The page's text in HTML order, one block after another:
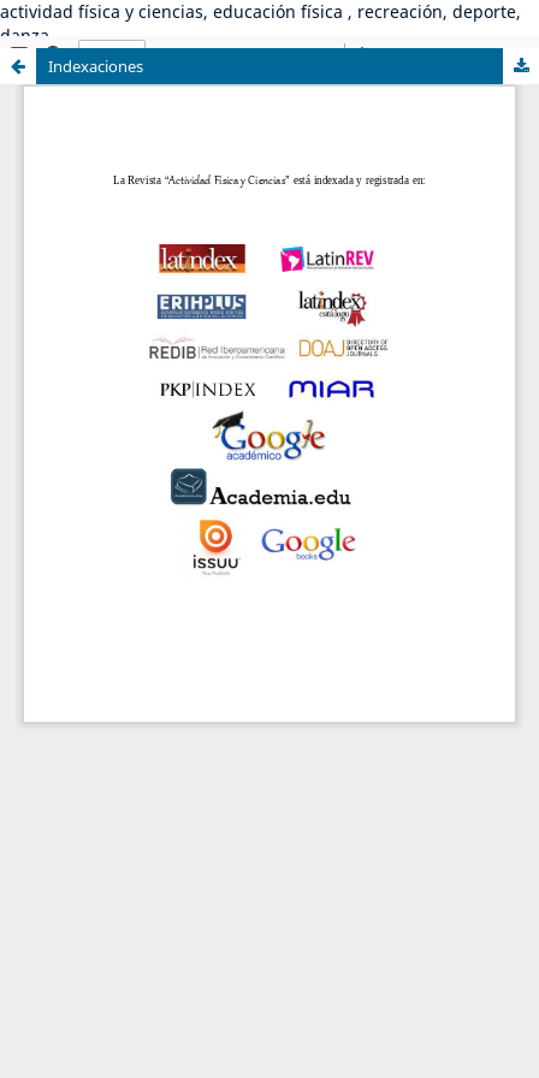
actividad física y ciencias, educación física , recreación, deporte,
danza
Indexaciones